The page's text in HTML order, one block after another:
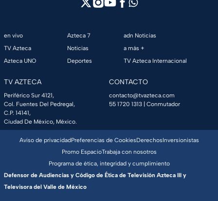
en vivo
TV Azteca
Azteca UNO
Azteca 7
Noticias
Deportes
adn Noticias
a más +
TV Azteca Internacional
TV AZTECA
Periférico Sur 4121,
Col. Fuentes Del Pedregal,
C.P. 14141,
Ciudad De México, México.
CONTACTO
contacto@tvazteca.com
55 1720 1313 | Conmutador
Aviso de privacidadPreferencias de CookiesDerechosInversionistas
Promo EspacioTrabaja con nosotros
Programa de ética, integridad y cumplimiento
Defensor de Audiencias y Código de Ética de Televisión Azteca III y
Televisora del Valle de México